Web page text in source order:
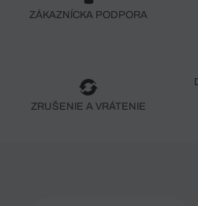
ZÁKAZNÍCKA PODPORA
ZRUŠENIE A VRÁTENIE